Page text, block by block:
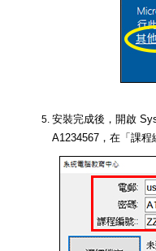
安裝完成後，開啟
A1234567，在「課